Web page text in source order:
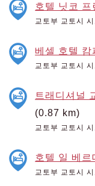
호텔 닛코 프
교토부 교토시
베셀 호텔 캄
교토부 교토시
트래디셔널
(0.87 km)
교토부 교토시
호텔 일 베르
교토부 교토시